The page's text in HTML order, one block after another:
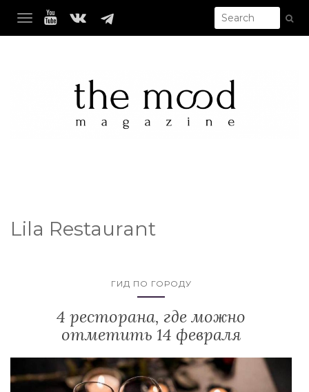
TOGGLE NAVIGATION
Lila Restaurant
ГИД ПО ГОРОДУ
4 ресторана, где можно
отметить 14 февраля